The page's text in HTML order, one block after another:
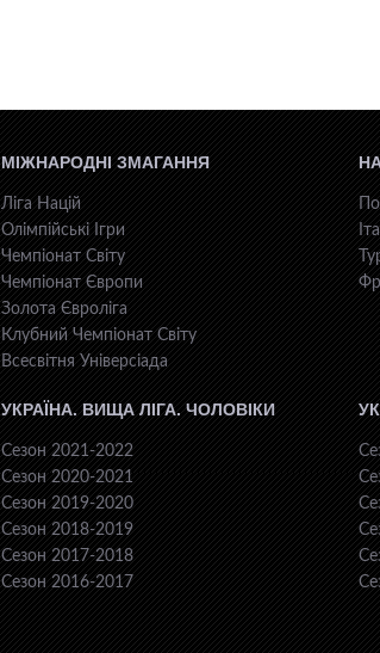
МІЖНАРОДНІ ЗМАГАННЯ
Ліга Націй
Олімпійські Ігри
Чемпіонат Світу
Чемпіонат Європи
Золота Євроліга
Клубний Чемпіонат Світу
Всесвiтня Унiверсiaда
УКРАЇНА. ВИЩА ЛІГА. ЧОЛОВІКИ
Сезон 2021-2022
Сезон 2020-2021
Сезон 2019-2020
Сезон 2018-2019
Сезон 2017-2018
Сезон 2016-2017